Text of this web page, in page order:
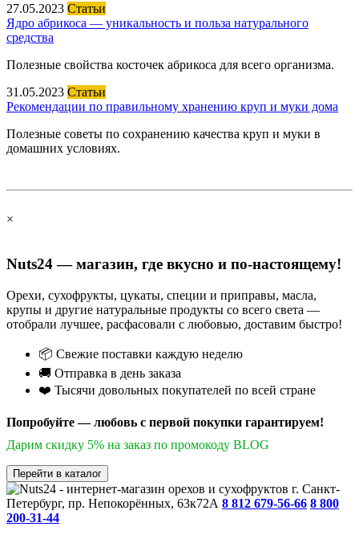
27.05.2023 Статьи
Ядро абрикоса — уникальность и польза натурального
средства
Полезные свойства косточек абрикоса для всего организма.
31.05.2023 Статьи
Рекомендации по правильному хранению круп и муки дома
Полезные советы по сохранению качества круп и муки в
домашних условиях.
×
Nuts24 — магазин, где вкусно и по-настоящему!
Орехи, сухофрукты, цукаты, специи и приправы, масла,
крупы и другие натуральные продукты со всего света —
отобрали лучшее, расфасовали с любовью, доставим быстро!
📦 Свежие поставки каждую неделю
🚚 Отправка в день заказа
❤️ Тысячи довольных покупателей по всей стране
Попробуйте — любовь с первой покупки гарантируем!
Дарим скидку 5% на заказ по промокоду BLOG
Перейти в каталог
г. Санкт-
Петербург, пр. Непокорённых, 63к72А 8 812 679-56-66 8 800
200-31-44